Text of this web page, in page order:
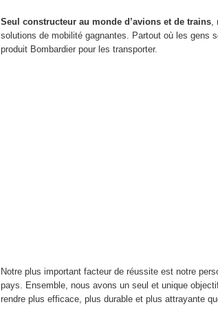
Seul constructeur au monde d’avions et de trains,
solutions de mobilité gagnantes. Partout où les gens
produit Bombardier pour les transporter.
Notre plus important facteur de réussite est notre
pays. Ensemble, nous avons un seul et unique
rendre plus efficace, plus durable et plus attrayante